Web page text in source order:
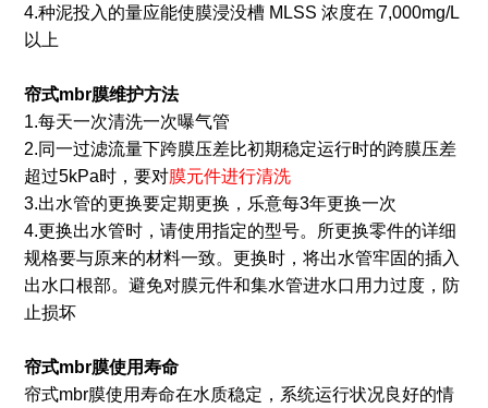
4.种泥投入的量应能使膜浸没槽 MLSS 浓度在 7,000mg/L
以上
帘式mbr膜维护方法
1.每天一次清洗一次曝气管
2.同一过滤流量下跨膜压差比初期稳定运行时的跨膜压差
超过5kPa时，要对膜元件进行清洗
3.出水管的更换要定期更换，乐意每3年更换一次
4.更换出水管时，请使用指定的型号。所更换零件的详细
规格要与原来的材料一致。更换时，将出水管牢固的插入
出水口根部。避免对膜元件和集水管进水口用力过度，防
止损坏
帘式mbr膜使用寿命
帘式mbr膜使用寿命在水质稳定，系统运行状况良好的情